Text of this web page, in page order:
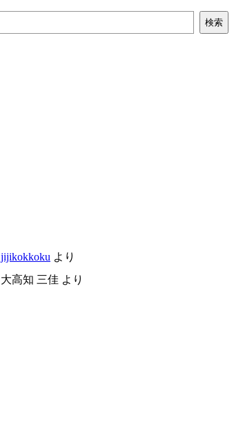
検索
jijikokkoku より
大高知 三佳 より